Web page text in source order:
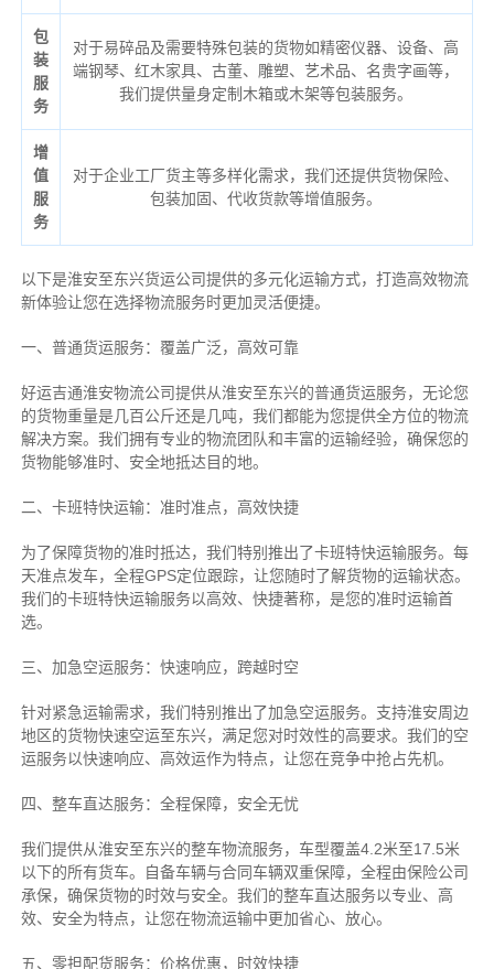
包
装
服
务
对于易碎品及需要特殊包装的货物如精密仪器、设备、高
端钢琴、红木家具、古董、雕塑、艺术品、名贵字画等，
我们提供量身定制木箱或木架等包装服务。
增
值
服
务
对于企业工厂货主等多样化需求，我们还提供货物保险、
包装加固、代收货款等增值服务。
以下是淮安至东兴货运公司提供的多元化运输方式，打造高效物流
新体验让您在选择物流服务时更加灵活便捷。
一、普通货运服务：覆盖广泛，高效可靠
好运吉通淮安物流公司提供从淮安至东兴的普通货运服务，无论您
的货物重量是几百公斤还是几吨，我们都能为您提供全方位的物流
解决方案。我们拥有专业的物流团队和丰富的运输经验，确保您的
货物能够准时、安全地抵达目的地。
二、卡班特快运输：准时准点，高效快捷
为了保障货物的准时抵达，我们特别推出了卡班特快运输服务。每
天准点发车，全程GPS定位跟踪，让您随时了解货物的运输状态。
我们的卡班特快运输服务以高效、快捷著称，是您的准时运输首
选。
三、加急空运服务：快速响应，跨越时空
针对紧急运输需求，我们特别推出了加急空运服务。支持淮安周边
地区的货物快速空运至东兴，满足您对时效性的高要求。我们的空
运服务以快速响应、高效运作为特点，让您在竞争中抢占先机。
四、整车直达服务：全程保障，安全无忧
我们提供从淮安至东兴的整车物流服务，车型覆盖4.2米至17.5米
以下的所有货车。自备车辆与合同车辆双重保障，全程由保险公司
承保，确保货物的时效与安全。我们的整车直达服务以专业、高
效、安全为特点，让您在物流运输中更加省心、放心。
五、零担配货服务：价格优惠，时效快捷